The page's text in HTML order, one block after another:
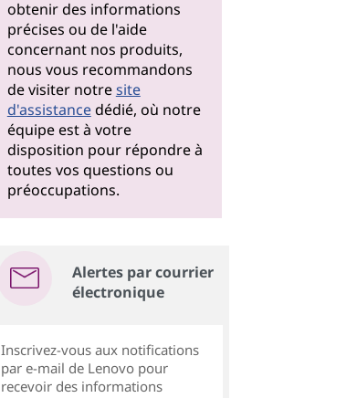
obtenir des informations
précises ou de l'aide
concernant nos produits,
nous vous recommandons
de visiter notresite
d'assistancedédié, où notre
équipe est à votre
disposition pour répondre à
toutes vos questions ou
préoccupations.
Alertes par courrier
électronique
Inscrivez-vous aux notifications
par e-mail de Lenovo pour
recevoir des informations